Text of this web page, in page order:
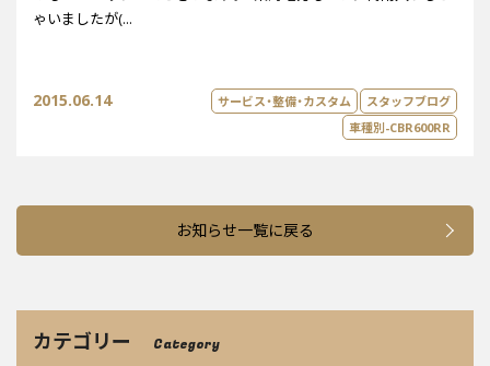
ゃいましたが(...
2015.06.14 サービス・整備・カスタム
スタッフブログ
車種別-CBR600RR
お知らせ一覧に戻る
カテゴリー Category